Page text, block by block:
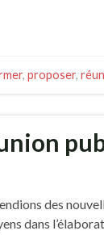
, proposer,
des
dans